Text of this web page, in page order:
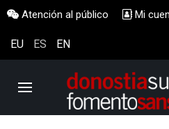
Atención al público Mi
EU ES EN